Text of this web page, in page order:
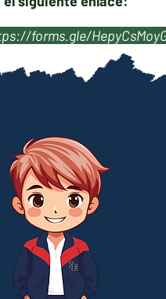
forms.gle/